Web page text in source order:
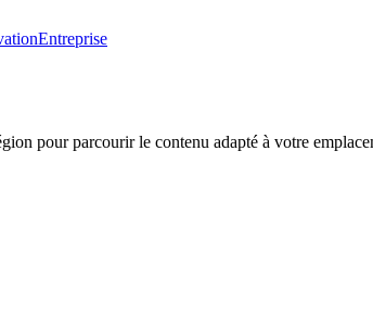
Entreprise
pour parcourir le contenu adapté à votre